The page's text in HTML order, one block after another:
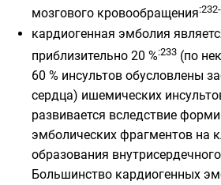
мозгового кровообращения
кардиогенная эмболия
приблизительно 20 %:233 (по
60 % инсультов обусловлены
сердца) ишемических
развивается вследствие
эмболических фрагментов на
образования
Большинство кардиогенных